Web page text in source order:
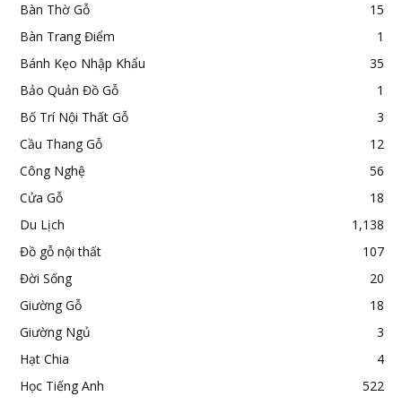
Bàn Thờ Gỗ
15
Bàn Trang Điểm
1
Bánh Kẹo Nhập Khẩu
35
Bảo Quản Đồ Gỗ
1
Bố Trí Nội Thất Gỗ
3
Cầu Thang Gỗ
12
Công Nghệ
56
Cửa Gỗ
18
Du Lịch
1,138
Đồ gỗ nội thất
107
Đời Sống
20
Giường Gỗ
18
Giường Ngủ
3
Hạt Chia
4
Học Tiếng Anh
522